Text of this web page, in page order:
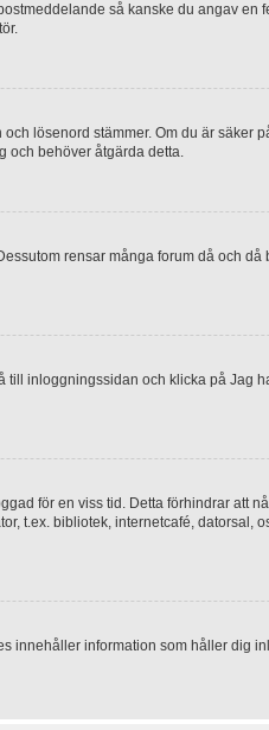
så kanske du angav
lösenord stämmer. Om du är säker
och behöver åtgärda detta.
rensar många forum då och
inloggningssidan och klicka på Jag
för en viss tid. Detta förhindrar att
t.ex. bibliotek, internetcafé, datorsal,
innehåller information som håller dig